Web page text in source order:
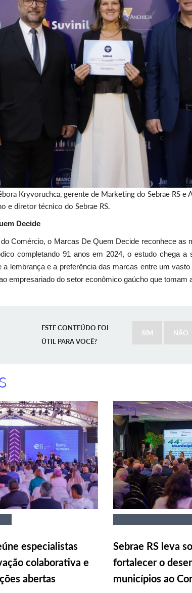
Kryvoruchca, gerente de Marketing do Sebrae RS e
e diretor técnico do Sebrae RS.
Decide
Comércio, o Marcas De Quem Decide reconhece as
completando 91 anos em 2024, o estudo chega a
a lembrança e a preferência das marcas entre um
empresariado do setor econômico gaúcho que tomam
ESTE CONTEÚDO FOI
ÚTIL PARA VOCÊ?
SIM NÃO
especialistas
colaborativa e
abertas
Sebrae RS leva
fortalecer o
municípios ao